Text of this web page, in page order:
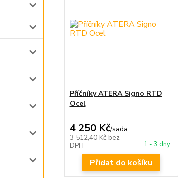
Příčníky ATERA Signo RTD
Ocel
4 250 Kč/sada
3 512,40 Kč bez
DPH
1 - 3 dny
Přidat do košíku